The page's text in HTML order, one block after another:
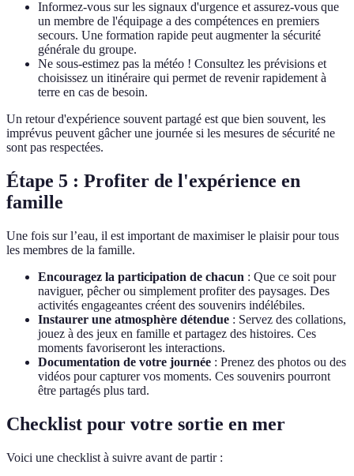
Informez-vous sur les signaux d'urgence et assurez-vous que
un membre de l'équipage a des compétences en premiers
secours. Une formation rapide peut augmenter la sécurité
générale du groupe.
Ne sous-estimez pas la météo ! Consultez les prévisions et
choisissez un itinéraire qui permet de revenir rapidement à
terre en cas de besoin.
Un retour d'expérience souvent partagé est que bien souvent, les
imprévus peuvent gâcher une journée si les mesures de sécurité ne
sont pas respectées.
Étape 5 : Profiter de l'expérience en
famille
Une fois sur l’eau, il est important de maximiser le plaisir pour tous
les membres de la famille.
Encouragez la participation de chacun : Que ce soit pour
naviguer, pêcher ou simplement profiter des paysages. Des
activités engageantes créent des souvenirs indélébiles.
Instaurer une atmosphère détendue : Servez des collations,
jouez à des jeux en famille et partagez des histoires. Ces
moments favoriseront les interactions.
Documentation de votre journée : Prenez des photos ou des
vidéos pour capturer vos moments. Ces souvenirs pourront
être partagés plus tard.
Checklist pour votre sortie en mer
Voici une checklist à suivre avant de partir :